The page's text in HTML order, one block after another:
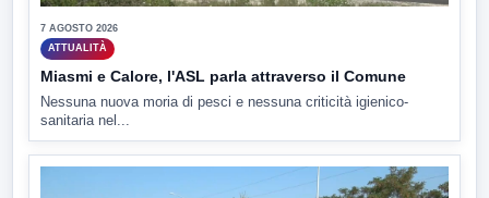
7 AGOSTO 2026
ATTUALITÀ
Miasmi e Calore, l'ASL parla attraverso il Comune
Nessuna nuova moria di pesci e nessuna criticità igienico-
sanitaria nel...